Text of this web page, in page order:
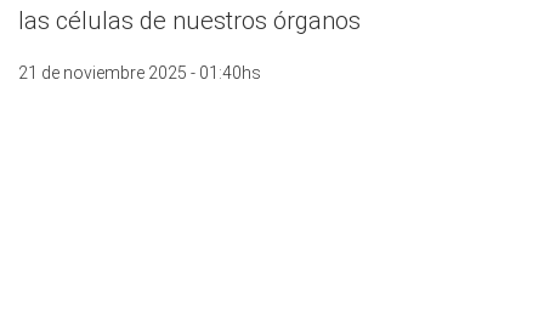
las células de nuestros órganos
21 de noviembre 2025 - 01:40hs